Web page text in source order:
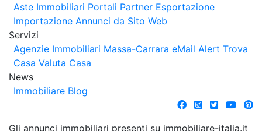
Aste Immobiliari Portali Partner Esportazione
Importazione Annunci da Sito Web
Servizi
Agenzie Immobiliari Massa-Carrara eMail Alert Trova
Casa Valuta Casa
News
Immobiliare Blog
Gli annunci immobiliari presenti su immobiliare-italia.it